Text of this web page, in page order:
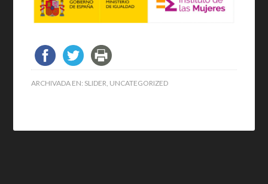
ARCHIVADA EN: SLIDER, UNCATEGORIZED